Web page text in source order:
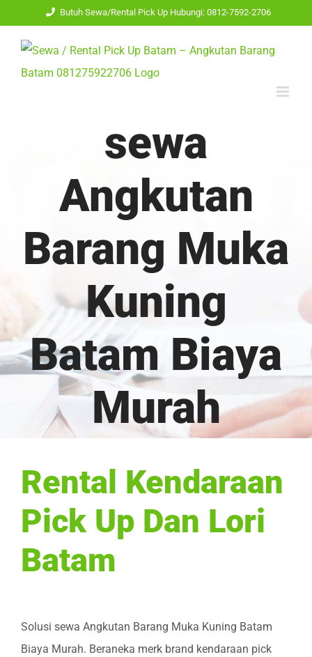
content
Butuh Sewa/Rental Pick Up Hubungi: 0812-7592-2706
sewa
Angkutan
Barang Muka
Kuning
Batam Biaya
Murah
Rental Kendaraan
Pick Up Dan Lori
Batam
Solusi sewa Angkutan Barang Muka Kuning Batam
Biaya Murah. Beraneka merk brand kendaraan pick